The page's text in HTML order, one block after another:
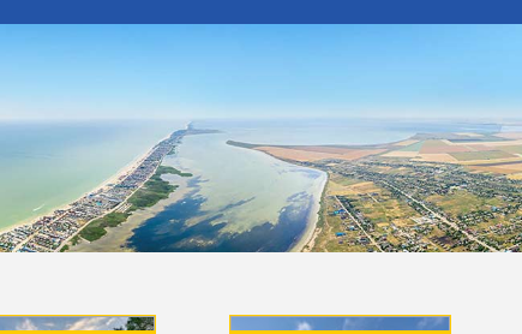
Развлечения в Бердянске
Проезд в Бердянск
ОТЕЛИ И БАЗЫ ОТДЫХА БЕРДЯНСКА
Бердянская коса
Новопетровка
Мелекино
Урзуф
Юрьевка
АЗОВСКОЕ МОРЕ
Цены 2026 по